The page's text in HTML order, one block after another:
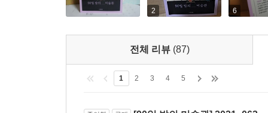
2 6
전체 리뷰 (87)
1 2 3 4 5